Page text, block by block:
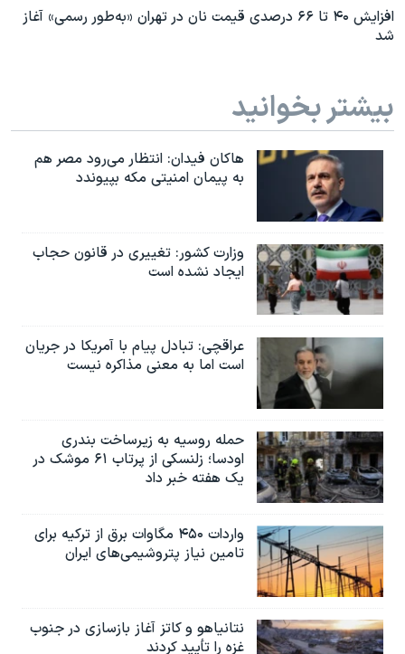
افزایش ۴۰ تا ۶۶ درصدی قیمت نان در تهران «به‌طور رسمی» آغاز
شد
بیشتر بخوانید
هاکان فیدان: انتظار می‌رود مصر هم
به پیمان امنیتی مکه بپیوندد
وزارت کشور: تغییری در قانون حجاب
ایجاد نشده است
عراقچی: تبادل پیام با آمریکا در جریان
است اما به معنی مذاکره نیست
حمله روسیه به زیرساخت بندری
اودسا؛ زلنسکی از پرتاب ۶۱ موشک در
یک هفته خبر داد
واردات ۴۵۰ مگاوات برق از ترکیه برای
تامین نیاز پتروشیمی‌های ایران
نتانیاهو و کاتز آغاز بازسازی در جنوب
غزه را تأیید کردند